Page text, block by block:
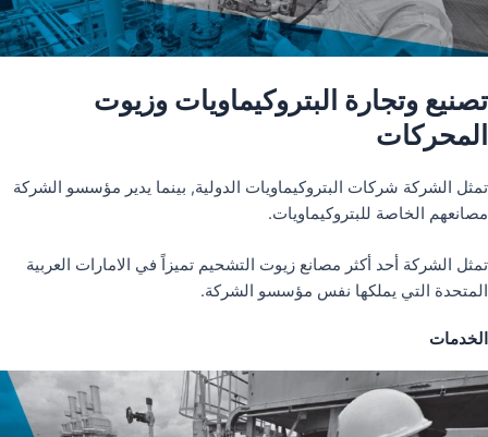
تصنيع وتجارة البتروكيماويات وزيوت
المحركات
تمثل الشركة شركات البتروكيماويات الدولية, بينما يدير مؤسسو الشركة
مصانعهم الخاصة للبتروكيماويات.
تمثل الشركة أحد أكثر مصانع زيوت التشحيم تميزاً في الامارات العربية
المتحدة التي يملكها نفس مؤسسو الشركة.
الخدمات